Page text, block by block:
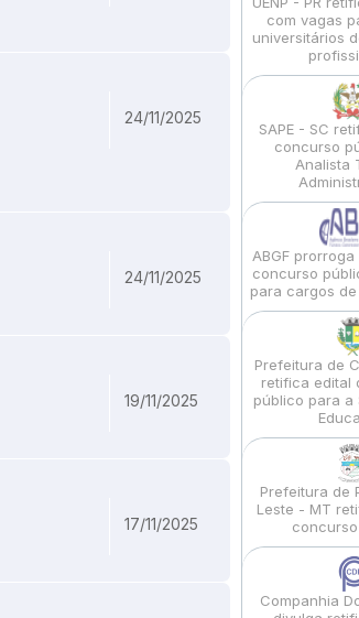
24/11/2025
24/11/2025
19/11/2025
17/11/2025
com vagas
universitários
SAPE - SC
concurso
Analista
ABGF
concurso
para cargos
Prefeitura de
retifica edital
público para a
Prefeitura de
Leste - MT
Companhia